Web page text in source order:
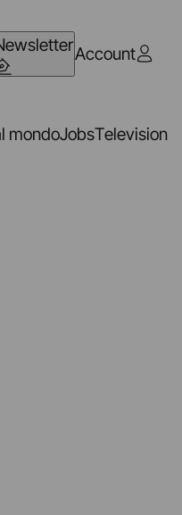
Account
mondoJobsTelevision